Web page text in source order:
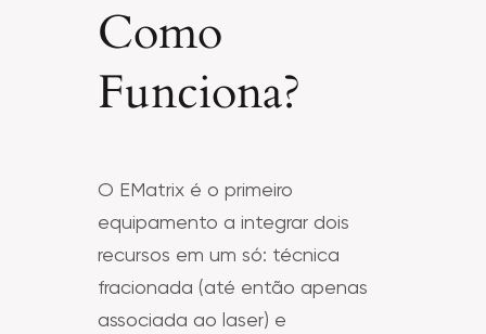
Como
Funciona?
O EMatrix é o primeiro
equipamento a integrar dois
recursos em um só: técnica
fracionada (até então apenas
associada ao laser) e